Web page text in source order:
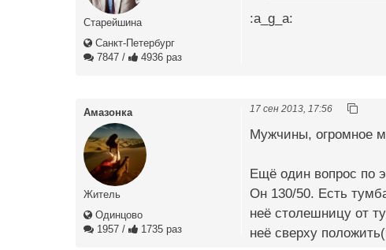
Старейшина
Санкт-Петербург
7847 / 4936 раз
:a_g_a:
Амазонка
Житель
Одинцово
1957 / 1735 раз
17 сен 2013, 17:56
Мужчины, огромное
Ещё один вопрос по
Он 130/50. Есть
неё столешницу от
неё сверху